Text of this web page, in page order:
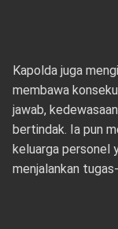
Kapolda juga
membawa
jawab,
bertindak. Ia pun
keluarga personel
menjalankan